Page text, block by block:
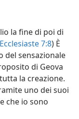
la fine di poi di
Ecclesiaste 7:8) È
del sensazionale
di Geova
la creazione.
uno dei suoi
che io sono